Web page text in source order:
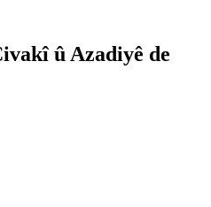
û Azadiyê de